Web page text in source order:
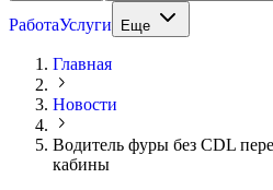
РаботаУслуги Еще
Главная
Новости
Водитель фуры без CDL
кабины